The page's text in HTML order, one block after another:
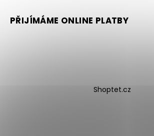
PŘIJÍMÁME ONLINE PLATBY
Shoptet.cz